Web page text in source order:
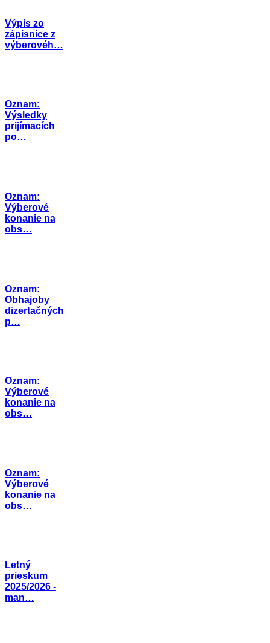
Výpis zo
zápisnice z
výberovéh…
Oznam:
Výsledky
prijímacích
po…
Oznam:
Výberové
konanie na
obs…
Oznam:
Obhajoby
dizertačných
p…
Oznam:
Výberové
konanie na
obs…
Oznam:
Výberové
konanie na
obs…
Letný
prieskum
2025/2026 -
man…